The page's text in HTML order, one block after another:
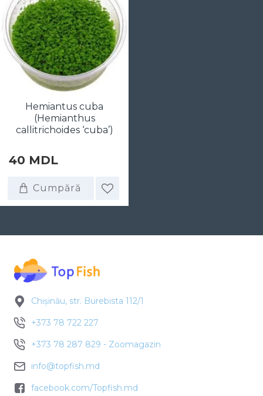
Hemiantus cuba
(Hemianthus
callitrichoides ‘cuba’)
40 MDL
Cumpără
Chișinău, str. Burebista 112/1
+373 78 722 227
+373 78 287 829 - Zoomagazin
info@topfish.md
facebook.com/Topfish.md